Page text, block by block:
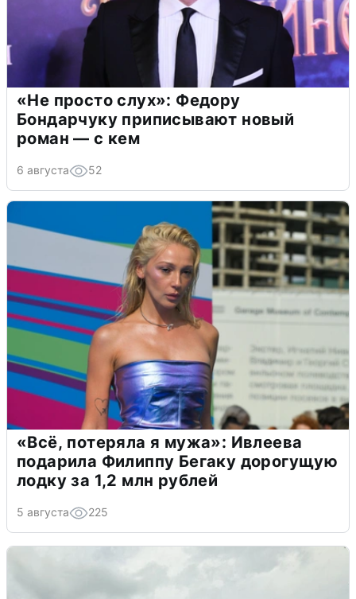
«Не просто слух»: Федору
Бондарчуку приписывают новый
роман — с кем
6 августа 52
«Всё, потеряла я мужа»: Ивлеева
подарила Филиппу Бегаку дорогущую
лодку за 1,2 млн рублей
5 августа 225